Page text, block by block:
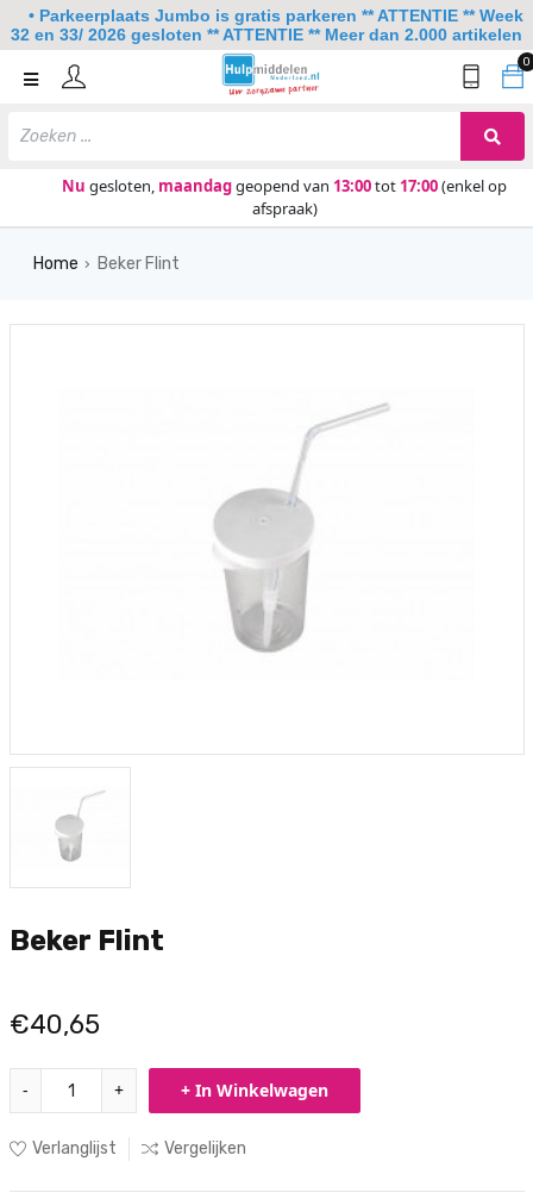
0
Nu gesloten, maandaggeopend van 13:00tot 17:00(enkel op
afspraak)
Home
Keuken
Home › Beker Flint
Beker Flint
€40,65
- + + In Winkelwagen
Verlanglijst Vergelijken
• Parkeerplaats Jumbo is gratis parkeren ** ATTENTIE ** Week
32 en 33/ 2026 gesloten ** ATTENTIE ** Meer dan 2.000 artikelen